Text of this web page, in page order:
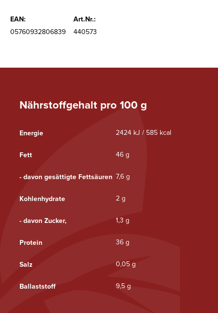
Nährstoffgehalt pro 100 g
Energie 2424 kJ / 585 kcal
Fett 46 g
- davon gesättigte Fettsäuren 7,6 g
Kohlenhydrate 2 g
- davon Zucker, 1,3 g
Protein 36 g
Salz 0,05 g
Ballaststoff 9,5 g
EAN: Art.Nr.:
05760932806839 440573